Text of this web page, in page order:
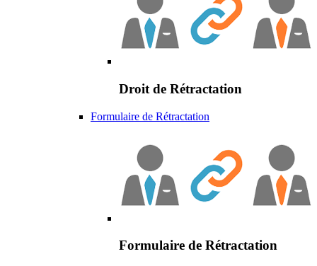
Droit de Rétractation
Formulaire de Rétractation
Formulaire de Rétractation